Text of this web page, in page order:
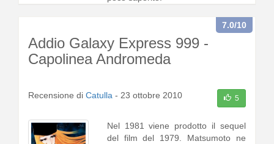
Addio Galaxy Express 999 -
Capolinea Andromeda
7.0/10
Recensione di Catulla - 23 ottobre 2010 5
Nel 1981 viene prodotto il sequel
del film del 1979. Matsumoto ne